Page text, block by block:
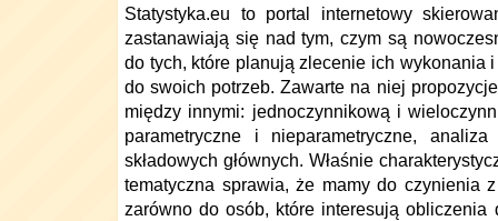
Statystyka.eu to portal internetowy
zastanawiają się nad tym, czym są
do tych, które planują zlecenie ich wykonania
do swoich potrzeb. Zawarte na niej
między innymi: jednoczynnikową i
parametryczne i nieparametryczne,
składowych głównych. Właśnie
tematyczna sprawia, że mamy do czynienia
zarówno do osób, które interesują